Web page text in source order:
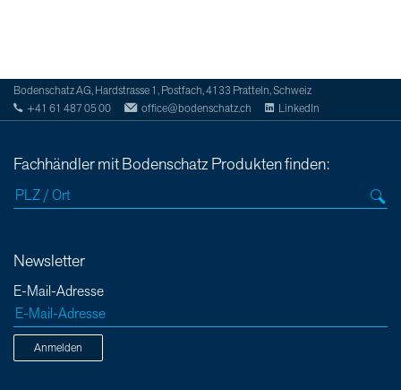
Bodenschatz AG, Hardstrasse 1, Postfach, 4133 Pratteln, Schweiz
+41 61 487 05 00
office@bodenschatz.ch LinkedIn
Fachhändler mit Bodenschatz Produkten finden:
Newsletter
E-Mail-Adresse
Anmelden